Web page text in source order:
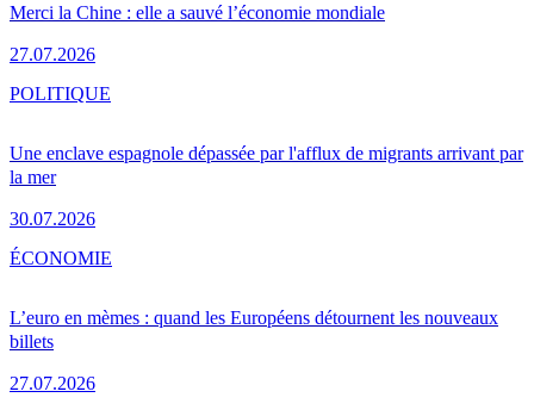
Merci la Chine : elle a sauvé l’économie mondiale
27.07.2026
Une enclave espagnole dépassée par l'afflux de migrants arrivant par
la mer
30.07.2026
POLITIQUE
L’euro en mèmes : quand les Européens détournent les nouveaux
billets
27.07.2026
ÉCONOMIE